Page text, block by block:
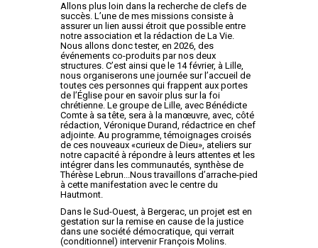
Allons plus loin dans la recherche de clefs de
succès. L’une de mes missions consiste à
assurer un lien aussi étroit que possible entre
notre association et la rédaction de La Vie.
Nous allons donc tester, en 2026, des
événements co-produits par nos deux
structures. C’est ainsi que le 14 février, à Lille,
nous organiserons une journée sur l’accueil de
toutes ces personnes qui frappent aux portes
de l’Église pour en savoir plus sur la foi
chrétienne. Le groupe de Lille, avec Bénédicte
Comte à sa tête, sera à la manœuvre, avec, côté
rédaction, Véronique Durand, rédactrice en chef
adjointe. Au programme, témoignages croisés
de ces nouveaux «curieux de Dieu», ateliers sur
notre capacité à répondre à leurs attentes et les
intégrer dans les communautés, synthèse de
Thérèse Lebrun...Nous travaillons d’arrache-pied
à cette manifestation avec le centre du
Hautmont.
Dans le Sud-Ouest, à Bergerac, un projet est en
gestation sur la remise en cause de la justice
dans une société démocratique, qui verrait
(conditionnel) intervenir François Molins.